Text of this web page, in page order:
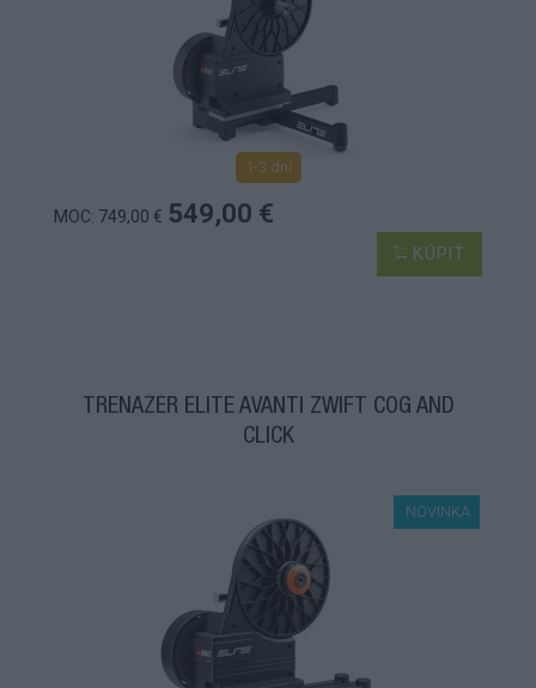
1-3 dní
MOC: 749,00 € 549,00 €
KÚPIŤ
TRENAŽÉR ELITE AVANTI ZWIFT COG AND
CLICK
NOVINKA